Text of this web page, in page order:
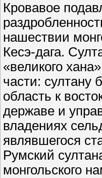
Кровавое
нашествии
Кесэ-дага.
«великого
части: султану
область к
державе и
владениях
являвшегося
Румский
монгольского